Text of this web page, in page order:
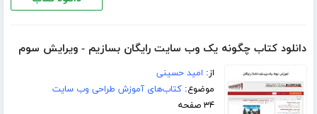
دانلود کتاب چگونه یک وب سایت رایگان بسازیم - ویرایش سوم
از: امید حسینی
موضوع:کتاب‌های آموزش طراحی وب سایت
۳۴ صفحه